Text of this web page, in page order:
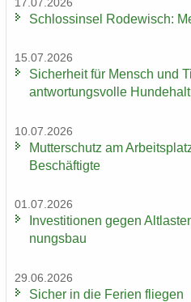
17.07.2026
Schloss­in­sel Ro­de­wisch:
15.07.2026
Si­cher­heit für Mensch und
ant­wor­tungs­vol­le
10.07.2026
Mut­ter­schutz am
Be­schäf­tig­te
01.07.2026
In­ves­ti­tio­nen gegen
nungs­bau
29.06.2026
Si­cher in die Fe­ri­en flie­gen